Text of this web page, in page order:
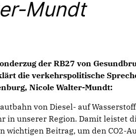
Mundt
der RB27 von
die verkehrspolitische
Nicole Walter-Mundt:
von Diesel- auf
in unserer Region. Damit leistet
wichtigen Beitrag, um den CO2-